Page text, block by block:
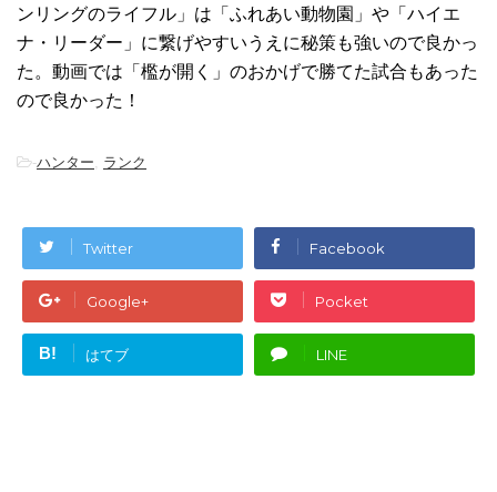
ンリングのライフル」は「ふれあい動物園」や「ハイエ
ナ・リーダー」に繋げやすいうえに秘策も強いので良かっ
た。動画では「檻が開く」のおかげで勝てた試合もあった
ので良かった！
-ハンター, ランク
Twitter Facebook
Google+ Pocket
B! はてブ LINE